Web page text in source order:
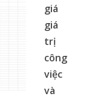
giá
giá
trị
công
việc
và